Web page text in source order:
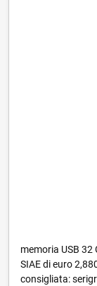
memoria USB
SIAE di euro
consigliata: